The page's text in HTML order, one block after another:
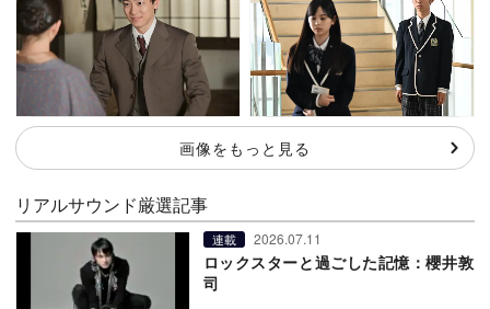
画像をもっと見る
リアルサウンド厳選記事
連載 2026.07.11
ロックスターと過ごした記憶：櫻井敦
司